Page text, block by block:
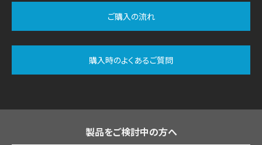
ご購入の流れ
購入時のよくあるご質問
製品をご検討中の方へ